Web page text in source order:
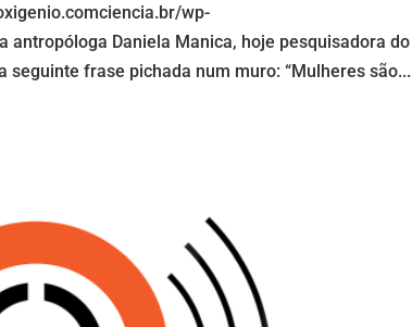
wp-
Daniela Manica, hoje pesquisadora do
seguinte frase pichada num muro: “Mulheres são...